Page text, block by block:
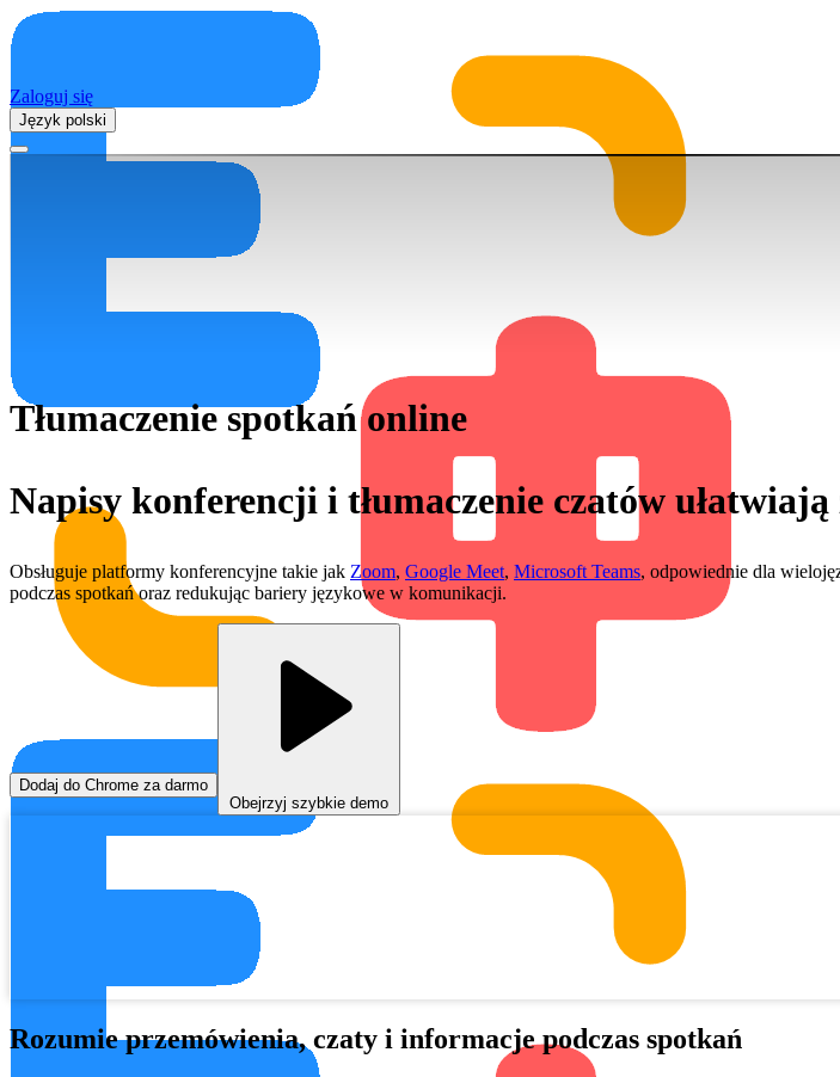
Zaloguj się
Język polski
Tłumaczenie spotkań online
Napisy konferencji i tłumaczenie czatów
Obsługuje platformy konferencyjne takie jak Zoom, Google Meet, Microsoft Teams, odpowiednie dla
podczas spotkań oraz redukując bariery językowe w komunikacji.
Dodaj do Chrome za darmo
Obejrzyj szybkie demo
Rozumie przemówienia, czaty i informacje podczas spotkań